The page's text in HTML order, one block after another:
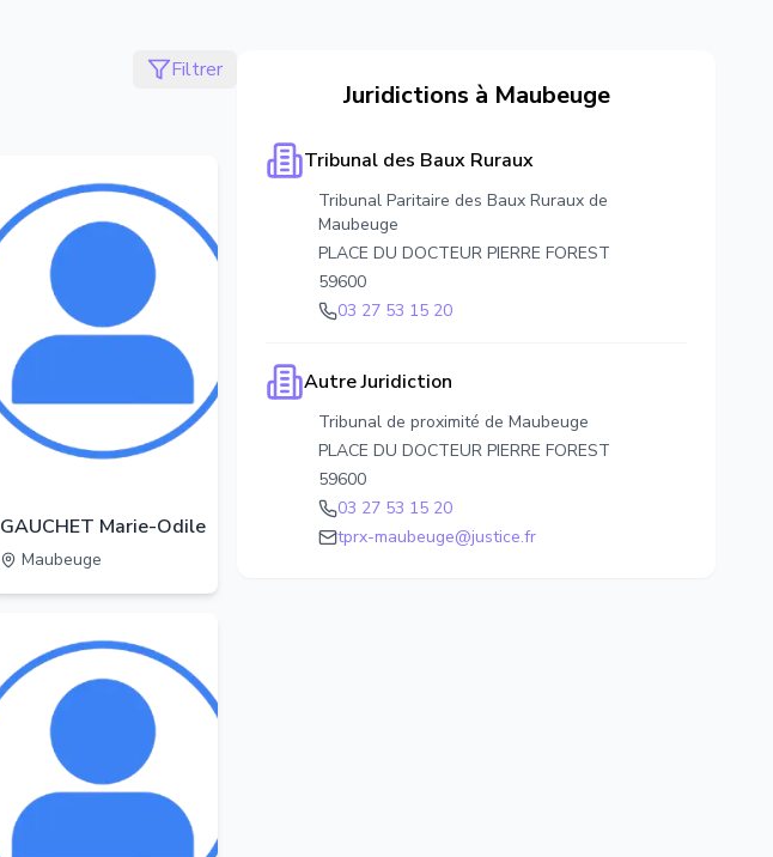
Filtrer
GAUCHET Marie-Odile
Maubeuge
Juridictions à Maubeuge
Tribunal des Baux Ruraux
Tribunal Paritaire des Baux Ruraux de
Maubeuge
PLACE DU DOCTEUR PIERRE FOREST
59600
03 27 53 15 20
Autre Juridiction
Tribunal de proximité de Maubeuge
PLACE DU DOCTEUR PIERRE FOREST
59600
03 27 53 15 20
tprx-maubeuge@justice.fr